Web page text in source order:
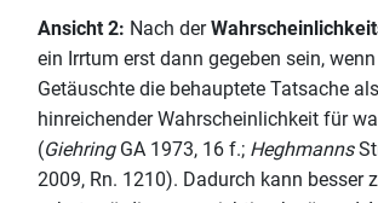
Ansicht 2: Nach der
ein Irrtum erst dann gegeben sein,
Getäuschte die behauptete Tatsache
hinreichender Wahrscheinlichkeit für
(GiehringGA 1973, 16 f.; Heghmanns
2009, Rn. 1210). Dadurch kann besser